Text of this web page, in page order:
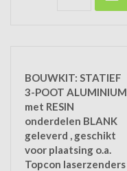
BOUWKIT: STATIEF
3-POOT ALUMINIUM
met RESIN
onderdelen BLANK
geleverd , geschikt
voor plaatsing o.a.
Topcon laserzenders